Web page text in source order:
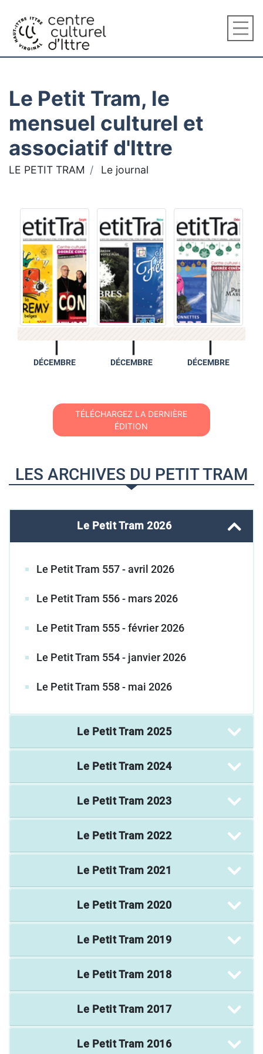
Le Petit Tram, le
mensuel culturel et
associatif d'Ittre
LE PETIT TRAM Le journal
DÉCEMBRE DÉCEMBRE DÉCEMBRE
TÉLÉCHARGEZ LA DERNIÈRE
ÉDITION
LES ARCHIVES DU PETIT TRAM
Le Petit Tram2026
Le Petit Tram 557 - avril 2026
Le Petit Tram 556 - mars 2026
Le Petit Tram 555 - février 2026
Le Petit Tram 554 - janvier 2026
Le Petit Tram 558 - mai 2026
Le Petit Tram2025
Le Petit Tram2024
Le Petit Tram2023
Le Petit Tram2022
Le Petit Tram2021
Le Petit Tram2020
Le Petit Tram2019
Le Petit Tram2018
Le Petit Tram2017
Le Petit Tram2016